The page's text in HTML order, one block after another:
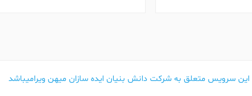
سرویس متعلق به شرکت دانش بنیان ایده سازان میهن ویرامیباشد